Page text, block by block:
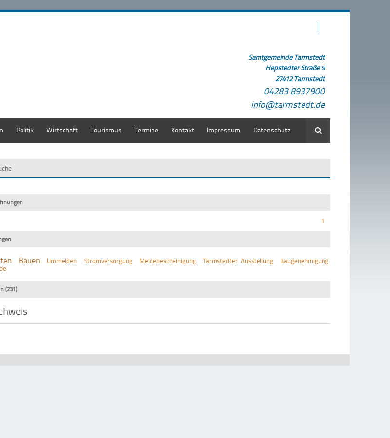
Samtgemeinde Tarmstedt
Hepstedter Straße 9
27412 Tarmstedt
04283 8937900
info@tarmstedt.de
Politik Wirtschaft Tourismus Termine Kontakt Impressum Datenschutz Suche
1
Bauen Ummelden Stromversorgung Meldebescheinigung Tarmstedter Ausstellung
Baugenehmigung
(231)